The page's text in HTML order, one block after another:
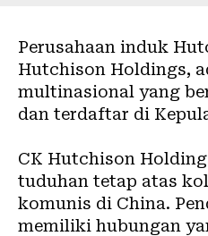
Perusahaan induk
Hutchison Holdings,
multinasional yang
dan terdaftar di
CK Hutchison
tuduhan tetap atas
komunis di China.
memiliki hubungan